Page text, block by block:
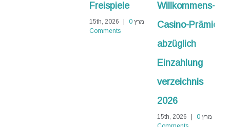
מרץ 15th, 20260
Willkommens-
Casino-Prämie
Einzahlung
verzeichnis
מרץ 15th, 20260